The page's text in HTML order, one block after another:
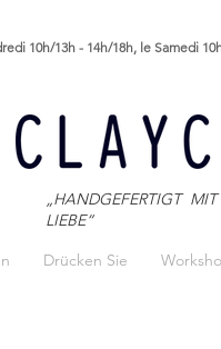
10h/13h - 14h/18h, le Samedi
„HANDGEFERTIGT
LIEBE“
Drücken Sie